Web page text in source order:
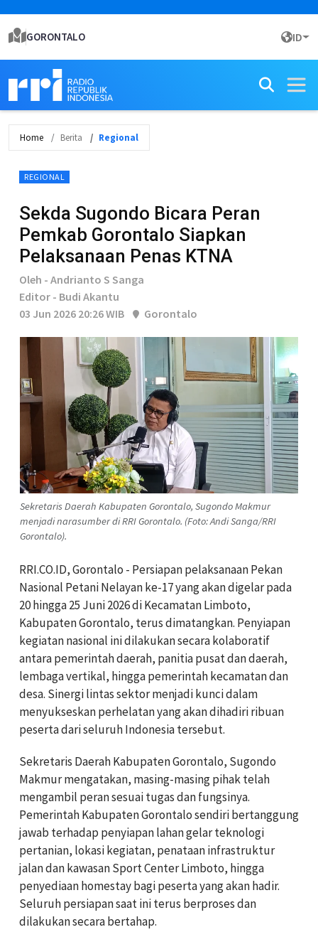
GORONTALO ID
Home Berita Regional
REGIONAL
Sekda Sugondo Bicara Peran
Pemkab Gorontalo Siapkan
Pelaksanaan Penas KTNA
Oleh - Andrianto S Sanga
Editor - Budi Akantu
03 Jun 2026 20:26 WIB
Gorontalo
Sekretaris Daerah Kabupaten Gorontalo, Sugondo Makmur
menjadi narasumber di RRI Gorontalo. (Foto: Andi Sanga/RRI
Gorontalo).
RRI.CO.ID, Gorontalo - Persiapan pelaksanaan Pekan
Nasional Petani Nelayan ke-17 yang akan digelar pada
20 hingga 25 Juni 2026 di Kecamatan Limboto,
Kabupaten Gorontalo, terus dimatangkan. Penyiapan
kegiatan nasional ini dilakukan secara kolaboratif
antara pemerintah daerah, panitia pusat dan daerah,
lembaga vertikal, hingga pemerintah kecamatan dan
desa. Sinergi lintas sektor menjadi kunci dalam
menyukseskan perhelatan yang akan dihadiri ribuan
peserta dari seluruh Indonesia tersebut.
Sekretaris Daerah Kabupaten Gorontalo, Sugondo
Makmur mengatakan, masing-masing pihak telah
mengambil peran sesuai tugas dan fungsinya.
Pemerintah Kabupaten Gorontalo sendiri bertanggung
jawab terhadap penyiapan lahan gelar teknologi
pertanian, lokasi kegiatan, penataan infrastruktur
jalan dan kawasan Sport Center Limboto, hingga
penyediaan homestay bagi peserta yang akan hadir.
Seluruh persiapan saat ini terus berproses dan
dilakukan secara bertahap.